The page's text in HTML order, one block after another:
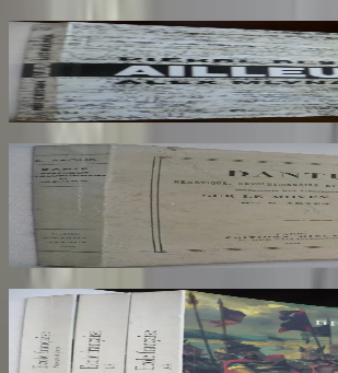
Ailleurs
RESTANY Pierre
65€
Dante Hérétique et
Socialiste
AROUX
30
€
Ecole Francaise. Catalogue
Peintures du Musée du Louvre
d'Orsay. 3 Volumes : III, IV et V